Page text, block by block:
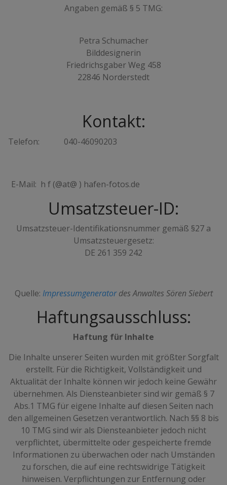
Angaben gemäß § 5 TMG:
Petra Schumacher
Bilddesignerin
Friedrichsgaber Weg 458
22846 Norderstedt
Kontakt:
Telefon: 040-46090203
E-Mail: h f (@at@ ) hafen-fotos.de
Umsatzsteuer-ID:
Umsatzsteuer-Identifikationsnummer gemäß §27 a
Umsatzsteuergesetz:
DE 261 359 242
Quelle: Impressumgeneratordes Anwaltes Sören Siebert
Haftungsausschluss:
Haftung für Inhalte
Die Inhalte unserer Seiten wurden mit größter Sorgfalt
erstellt. Für die Richtigkeit, Vollständigkeit und
Aktualität der Inhalte können wir jedoch keine Gewähr
übernehmen. Als Diensteanbieter sind wir gemäß § 7
Abs.1 TMG für eigene Inhalte auf diesen Seiten nach
den allgemeinen Gesetzen verantwortlich. Nach §§ 8 bis
10 TMG sind wir als Diensteanbieter jedoch nicht
verpflichtet, übermittelte oder gespeicherte fremde
Informationen zu überwachen oder nach Umständen
zu forschen, die auf eine rechtswidrige Tätigkeit
hinweisen. Verpflichtungen zur Entfernung oder